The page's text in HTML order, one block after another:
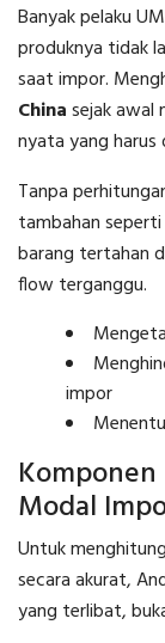
Banyak pelaku
produknya tidak
saat impor.
Chinasejak awal
nyata yang harus
Tanpa
tambahan
barang tertahan
flow terganggu.
impor
Modal
Untuk
secara akurat,
yang terlibat,